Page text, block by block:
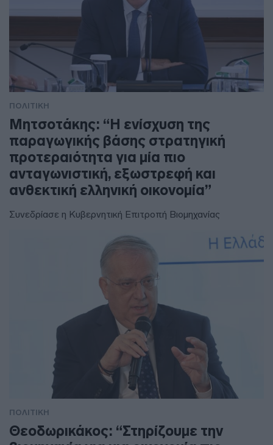
ΠΟΛΙΤΙΚΗ
Μητσοτάκης: “Η ενίσχυση της
παραγωγικής βάσης στρατηγική
προτεραιότητα για μία πιο
ανταγωνιστική, εξωστρεφή και
ανθεκτική ελληνική οικονομία”
Συνεδρίασε η Κυβερνητική Επιτροπή Βιομηχανίας
ΠΟΛΙΤΙΚΗ
Θεοδωρικάκος: “Στηρίζουμε την